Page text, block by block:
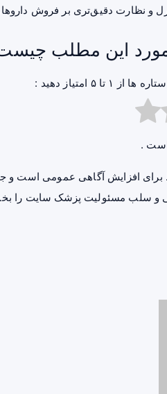
و نظارت دقیق‌تری بر فروش
این مطلب
۵ امتیاز دهید :
.
برای افزایش آگاهی عمومی است و
و سلب مسئولیت پزشک سایت را